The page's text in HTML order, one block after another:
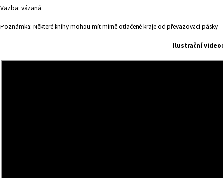
Vazba: vázaná
Poznámka: Některé knihy mohou mít mírně otlačené kraje od převazovací pásky
Ilustrační video: